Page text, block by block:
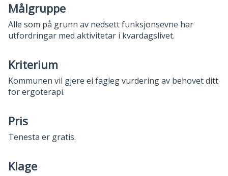
Målgruppe
Alle som på grunn av nedsett funksjonsevne har
utfordringar med aktivitetar i kvardagslivet.
Kriterium
Kommunen vil gjere ei fagleg vurdering av behovet ditt
for ergoterapi.
Pris
Tenesta er gratis.
Klage